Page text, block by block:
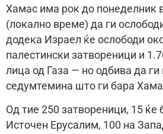
Хамас има рок до понеделник
(локално време) да ги
додека Израел ќе ослободи
палестински затвореници и
лица од Газа — но одбива да ги
седумтемина што ги бара
Од тие 250 затвореници, 15 ќе
Источен Ерусалим, 100 на